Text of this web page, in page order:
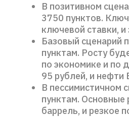
В позитивном
3750 пунктов.
ключевой ставки,
Базовый сценарий
пунктам. Росту
по экономике и по
95 рублей, и нефти
В пессимистичном
пунктам. Основные
баррель, и резкое